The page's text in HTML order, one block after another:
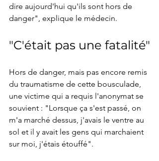
dire aujourd'hui qu'ils sont hors de
danger", explique le médecin.
"C'était pas une fatalité"
Hors de danger, mais pas encore remis
du traumatisme de cette bousculade,
une victime qui a requis l'anonymat se
souvient : "Lorsque ça s'est passé, on
m'a marché dessus, j'avais le ventre au
sol et il y avait les gens qui marchaient
sur moi, j'étais étouffé".